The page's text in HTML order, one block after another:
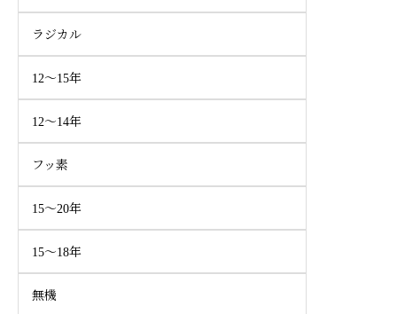
ラジカル
12～15年
12～14年
フッ素
15～20年
15～18年
無機